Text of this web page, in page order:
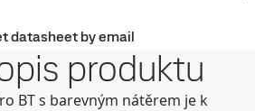
datasheet by email
produktu
BT s barevným nátěrem je k